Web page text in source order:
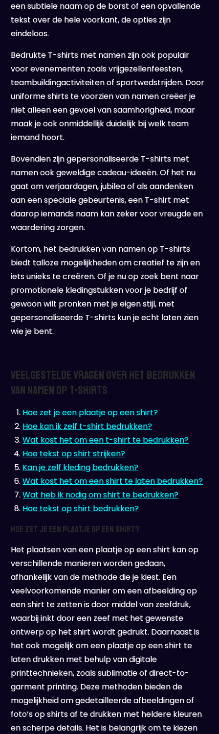
een subtiele naam op de borst of een opvallende
tekst over de hele voorkant, de opties zijn
eindeloos.
Bedrukte T-shirts met namen zijn ook populair
voor evenementen zoals vrijgezellenfeesten,
teambuildingactiviteiten of sportwedstrijden. Door
uniforme shirts te voorzien van namen creëer je
niet alleen een gevoel van saamhorigheid, maar
maak je ook onmiddellijk duidelijk bij welk team
iemand hoort.
Bovendien zijn gepersonaliseerde T-shirts met
namen ook geweldige cadeau-ideeën. Of het nu
gaat om verjaardagen, jubilea of als aandenken
aan een speciale gebeurtenis, een T-shirt met
daarop iemands naam kan zeker voor vreugde en
waardering zorgen.
Kortom, het bedrukken van namen op T-shirts
biedt talloze mogelijkheden om creatief te zijn en
iets unieks te creëren. Of je nu op zoek bent naar
promotionele kledingstukken voor je bedrijf of
gewoon wilt pronken met je eigen stijl, met
gepersonaliseerde T-shirts kun je echt laten zien
wie je bent.
Veelgestelde Vragen over het Bedrukken
van Namen op T-Shirts
Hoe zet je een plaatje op een shirt?
Hoe kan ik zelf t-shirt bedrukken?
Wat kost het om een t-shirt te bedrukken?
Hoe tekst op shirt strijken?
Kan je zelf kleding bedrukken?
Wat kost het om een shirt te laten bedrukken?
Wat heb ik nodig om shirt te bedrukken?
Hoe tekst op shirt bedrukken?
Hoe zet je een plaatje op een shirt?
Het plaatsen van een plaatje op een shirt kan op
verschillende manieren worden gedaan,
afhankelijk van de methode die je kiest. Een
veelvoorkomende manier om een afbeelding op
een shirt te zetten is door middel van zeefdruk,
waarbij inkt door een zeef met het gewenste
ontwerp op het shirt wordt gedrukt. Daarnaast is
het ook mogelijk om een plaatje op een shirt te
laten drukken met behulp van digitale
printtechnieken, zoals sublimatie of direct-to-
garment printing. Deze methoden bieden de
mogelijkheid om gedetailleerde afbeeldingen of
foto’s op shirts af te drukken met heldere kleuren
en scherpe details. Het is belangrijk om te kiezen